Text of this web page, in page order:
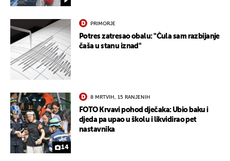
PRIMORJE
Potres zatresao obalu: "Čula sam razbijanje
čaša u stanu iznad"
14
8 MRTVIH, 15 RANJENIH
FOTO Krvavi pohod dječaka: Ubio baku i
djeda pa upao u školu i likvidirao pet
nastavnika